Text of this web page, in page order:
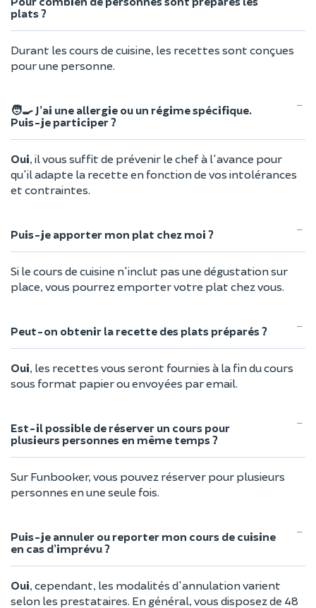
plats ?
Durant les cours de cuisine, les recettes sont conçues
pour une personne.
🧑‍🍳 J’ai une allergie ou un régime spécifique.
Puis-je participer ?
Oui , il vous suffit de prévenir le chef à l'avance pour
qu'il adapte la recette en fonction de vos intolérances
et contraintes.
Puis-je apporter mon plat chez moi ?
Si le cours de cuisine n'inclut pas une dégustation sur
place, vous pourrez emporter votre plat chez vous.
Peut-on obtenir la recette des plats préparés ?
Oui , les recettes vous seront fournies à la fin du cours
sous format papier ou envoyées par email.
Est-il possible de réserver un cours pour
plusieurs personnes en même temps ?
Sur Funbooker, vous pouvez réserver pour plusieurs
personnes en une seule fois.
Puis-je annuler ou reporter mon cours de cuisine
en cas d’imprévu ?
Oui , cependant, les modalités d'annulation varient
selon les prestataires. En général, vous disposez de 48